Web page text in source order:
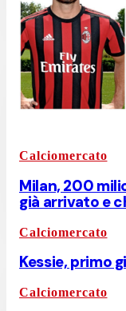
Calciomercato
Milan, 200
già arrivato e
Calciomercato
Kessie, primo
Calciomercato